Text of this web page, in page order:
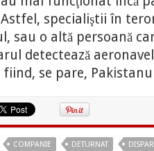
specialiştii în
sau o altă persoană
detectează
se pare,
COMPANIE DETURNAT